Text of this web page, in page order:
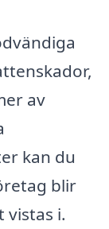
av
kan du
blir
vistas i.